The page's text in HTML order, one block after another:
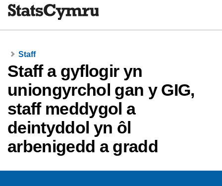
Staff
Staff a gyflogir yn
uniongyrchol gan y GIG,
staff meddygol a
deintyddol yn ôl
arbenigedd a gradd